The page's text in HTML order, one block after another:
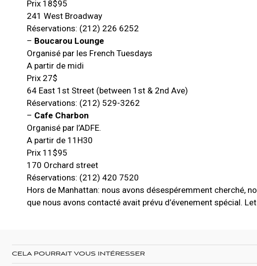
Prix 18$95
241 West Broadway
Réservations: (212) 226 6252
– Boucarou Lounge
Organisé par les French Tuesdays
A partir de midi
Prix 27$
64 East 1st Street (between 1st & 2nd Ave)
Réservations: (212) 529-3262
– Cafe Charbon
Organisé par l’ADFE.
A partir de 11H30
Prix 11$95
170 Orchard street
Réservations: (212) 420 7520
Hors de Manhattan: nous avons désespéremment cherché,
que nous avons contacté avait prévu d’évenement spécial.
CELA POURRAIT VOUS INTÉRESSER